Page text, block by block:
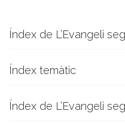
Índex de L’Evangeli
Índex temàtic
Índex de L’Evangeli